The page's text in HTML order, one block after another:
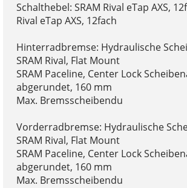
Schalthebel: SRAM Rival eTap AXS,
Rival eTap AXS, 12fach
Hinterradbremse: Hydraulische
SRAM Rival, Flat Mount
SRAM Paceline, Center Lock
abgerundet, 160 mm
Max. Bremsscheibendu
Vorderradbremse: Hydraulische
SRAM Rival, Flat Mount
SRAM Paceline, Center Lock
abgerundet, 160 mm
Max. Bremsscheibendu